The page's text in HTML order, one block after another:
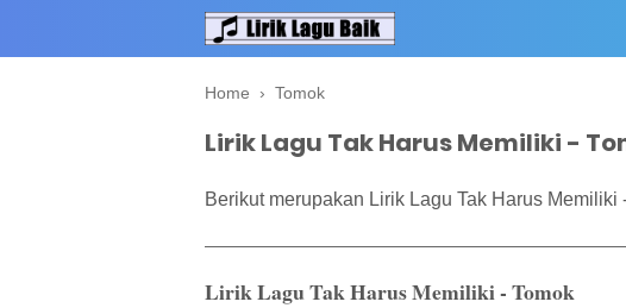
Home › Tomok
Lirik Lagu Tak Harus Memiliki -
Berikut merupakan Lirik Lagu Tak Harus Memiliki
Lirik Lagu Tak Harus Memiliki - Tomok